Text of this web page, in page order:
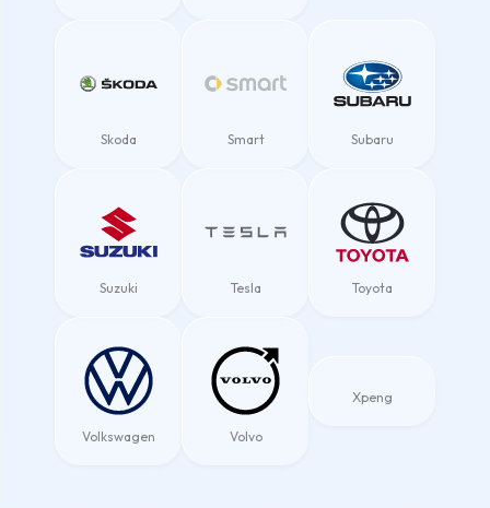
Skoda Smart Subaru
Suzuki Tesla Toyota
Volkswagen Volvo
Xpeng